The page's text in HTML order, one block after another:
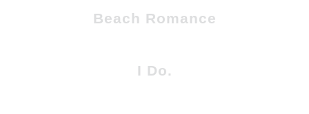
Beach Romance
I Do.